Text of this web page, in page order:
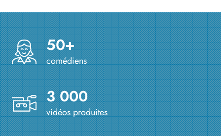
50+
comédiens
3 000
vidéos produites